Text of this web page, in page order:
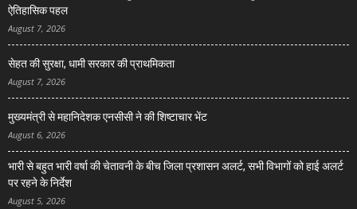
ऐतिहासिक पहल
August 7, 2026
सेहत की सुरक्षा, धामी सरकार की प्राथमिकता
August 7, 2026
मुख्यमंत्री से महानिदेशक एनसीसी ने की शिष्टाचार भेंट
August 6, 2026
भारी से बहुत भारी वर्षा की चेतावनी के बीच जिला प्रशासन अलर्ट, सभी विभागों को हाई अलर्ट
पर रहने के निर्देश
August 5, 2026